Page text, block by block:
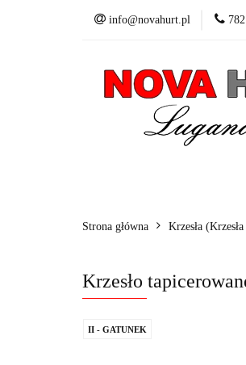
info@novahurt.pl
Strona główna Krzesła
Krzesło
II - GATUNEK